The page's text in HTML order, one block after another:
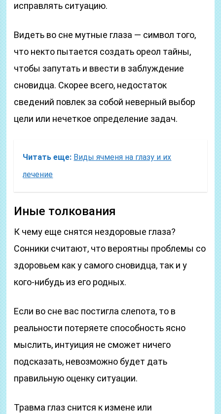
исправлять ситуацию.
Видеть во сне мутные глаза — символ того,
что некто пытается создать ореол тайны,
чтобы запутать и ввести в заблуждение
сновидца. Скорее всего, недостаток
сведений повлек за собой неверный выбор
цели или нечеткое определение задач.
Читать еще: Виды ячменя на глазу и их
лечение
Иные толкования
К чему еще снятся нездоровые глаза?
Сонники считают, что вероятны проблемы со
здоровьем как у самого сновидца, так и у
кого-нибудь из его родных.
Если во сне вас постигла слепота, то в
реальности потеряете способность ясно
мыслить, интуиция не сможет ничего
подсказать, невозможно будет дать
правильную оценку ситуации.
Травма глаз снится к измене или